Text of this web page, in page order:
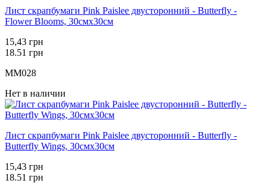
Лист скрапбумаги Pink Paislee двусторонний - Butterfly -
Flower Blooms, 30смх30см
15,43 грн
18.51 грн
MM028
Нет в наличии
Лист скрапбумаги Pink Paislee двусторонний - Butterfly -
Butterfly Wings, 30смх30см
15,43 грн
18.51 грн